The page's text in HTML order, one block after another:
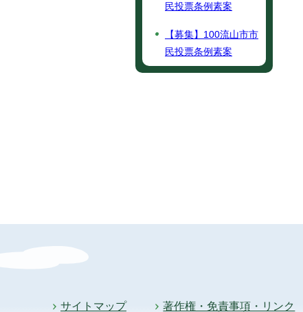
民投票条例素案
【募集】100流山市市
民投票条例素案
サイトマップ 著作権・免責事項・リンク